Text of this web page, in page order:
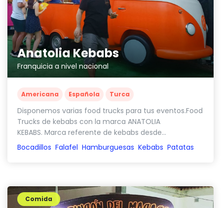
Anatolia Kebabs
Franquicia a nivel nacional
Americana Española Turca
Disponemos varias food trucks para tus eventos.Food
Trucks de kebabs con la marca ANATOLIA
KEBABS. Marca referente de kebabs desde...
Bocadillos Falafel Hamburguesas Kebabs Patatas
Comida